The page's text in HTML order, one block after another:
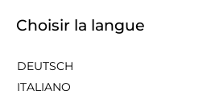
Choisir la langue
DEUTSCH
ITALIANO